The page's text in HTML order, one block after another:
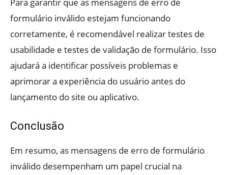
formulário inválido estejam funcionando
corretamente, é recomendável realizar testes de
usabilidade e testes de validação de formulário. Isso
ajudará a identificar possíveis problemas e
aprimorar a experiência do usuário antes do
lançamento do site ou aplicativo.
Conclusão
Em resumo, as mensagens de erro de formulário
inválido desempenham um papel crucial na